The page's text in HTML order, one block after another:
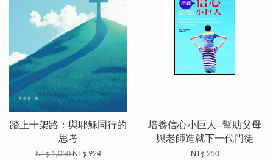
踏上十架路：與耶穌同行的
思考
NT$ 1,050NT$ 924
培養信心小巨人--幫助父母
與老師造就下一代門徒
NT$ 250